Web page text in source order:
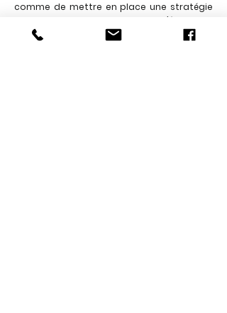
comme de mettre en place une stratégie
de mise en valeur, ou encore d’étudier le
concept qui sera adapté selon sa cible.